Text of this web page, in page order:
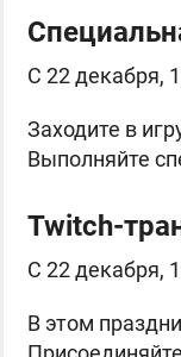
С 22 декабря,
Заходите в
Выполняйте
Twitch-
С 22 декабря,
В этом